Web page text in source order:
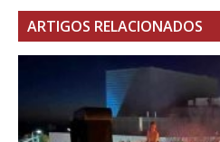
ARTIGOS RELACIONADOS